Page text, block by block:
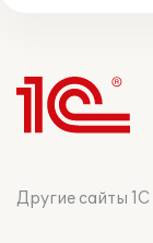
Другие сайты 1С